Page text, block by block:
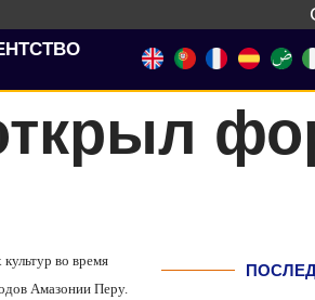
во время
Амазонии Перу.